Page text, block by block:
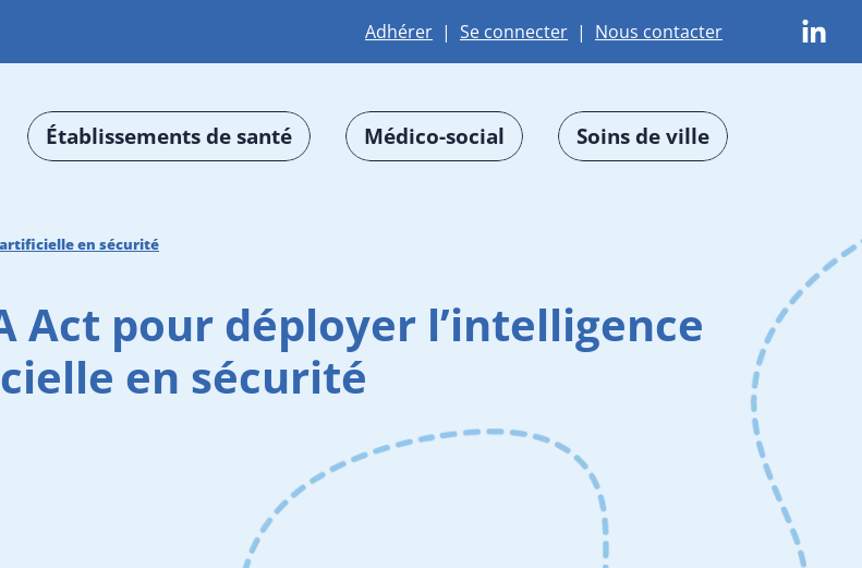
Adhérer | Se connecter | Nous contacter
Établissements de santé Médico-social Soins de ville
artificielle en sécurité
Act pour déployer l’intelligence
en sécurité